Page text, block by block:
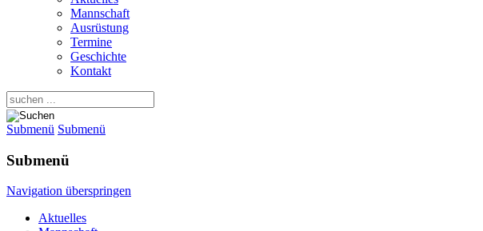
Mannschaft
Ausrüstung
Termine
Geschichte
Kontakt
Submenü Submenü
Submenü
Navigation überspringen
Aktuelles